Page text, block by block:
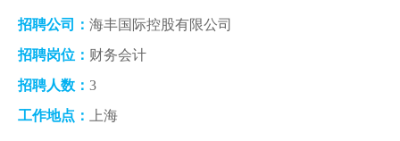
联系我们
人才招聘
提单条件及条款
招聘公司： 海丰国际控股有限公司
招聘岗位： 财务会计
招聘人数： 3
工作地点：
上海